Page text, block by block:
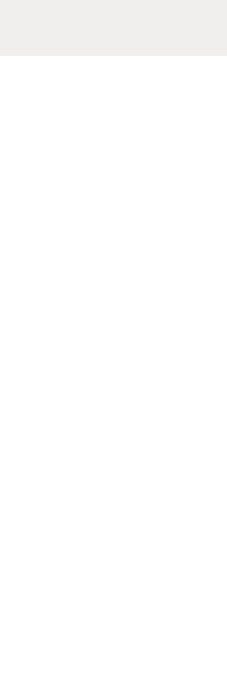
Zélande à la carte
votre séjour en Nouvelle-